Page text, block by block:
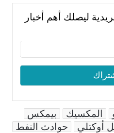
ليصلك أهم أخبار
المكسيك
بيمكس
أوكتلي
حوادث النفط